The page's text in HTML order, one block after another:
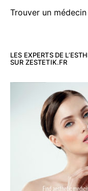
Trouver un médecin
LES EXPERTS DE
SUR ZESTETIK.FR